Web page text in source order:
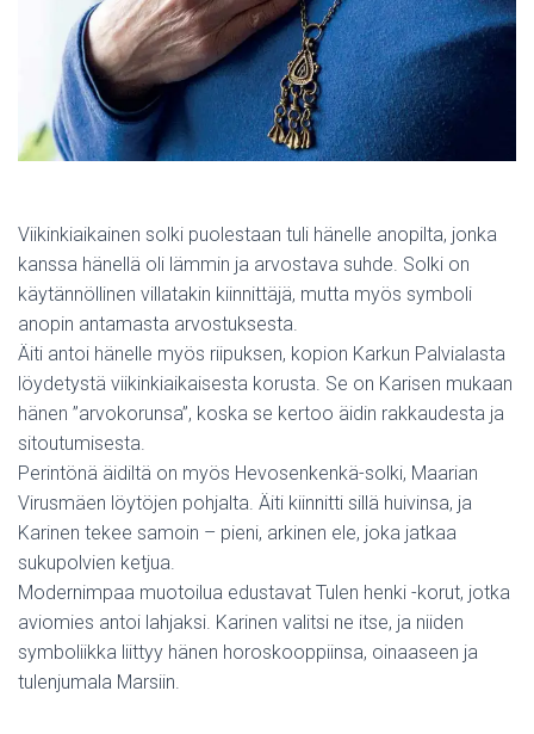
Viikinkiaikainen solki puolestaan tuli hänelle anopilta, jonka
kanssa hänellä oli lämmin ja arvostava suhde. Solki on
käytännöllinen villatakin kiinnittäjä, mutta myös symboli
anopin antamasta arvostuksesta.
Äiti antoi hänelle myös riipuksen, kopion Karkun Palvialasta
löydetystä viikinkiaikaisesta korusta. Se on Karisen mukaan
hänen ”arvokorunsa”, koska se kertoo äidin rakkaudesta ja
sitoutumisesta.
Perintönä äidiltä on myös Hevosenkenkä-solki, Maarian
Virusmäen löytöjen pohjalta. Äiti kiinnitti sillä huivinsa, ja
Karinen tekee samoin – pieni, arkinen ele, joka jatkaa
sukupolvien ketjua.
Modernimpaa muotoilua edustavat Tulen henki -korut, jotka
aviomies antoi lahjaksi. Karinen valitsi ne itse, ja niiden
symboliikka liittyy hänen horoskooppiinsa, oinaaseen ja
tulenjumala Marsiin.